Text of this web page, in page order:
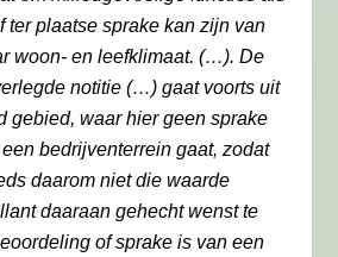
ter plaatse sprake kan zijn van
woon- en leefklimaat. (…). De
notitie (…) gaat voorts uit
gebied, waar hier geen sprake
bedrijventerrein gaat, zodat
daarom niet die waarde
daaraan gehecht wenst te
of sprake is van een